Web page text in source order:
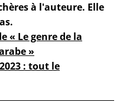
à l'auteure. Elle
« Le genre de la
»
: tout le